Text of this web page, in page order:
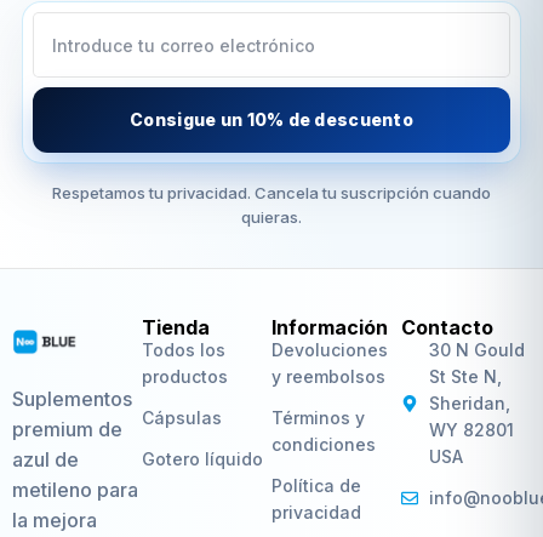
Consigue un 10% de descuento
Respetamos tu privacidad. Cancela tu suscripción cuando
quieras.
Suplementos
premium de
azul de
metileno para
la mejora
Tienda
Todos los
productos
Cápsulas
Gotero líquido
Información
Devoluciones
y reembolsos
Términos y
condiciones
Política de
privacidad
Contacto
30 N Gould
St Ste N,
Sheridan,
WY 82801
USA